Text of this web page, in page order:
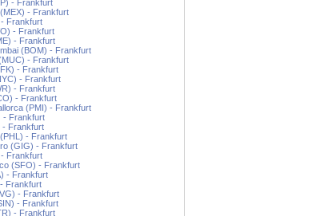
- Frankfurt
- Frankfurt
- Frankfurt
- Frankfurt
- Frankfurt
(BOM) - Frankfurt
- Frankfurt
- Frankfurt
- Frankfurt
- Frankfurt
- Frankfurt
(PMI) - Frankfurt
- Frankfurt
- Frankfurt
- Frankfurt
(GIG) - Frankfurt
Frankfurt
(SFO) - Frankfurt
- Frankfurt
Frankfurt
- Frankfurt
- Frankfurt
- Frankfurt